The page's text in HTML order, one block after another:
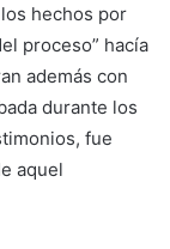
hechos por
proceso” hacía
además con
durante los
fue
aquel